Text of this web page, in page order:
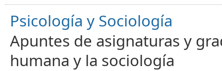
Psicología y Sociología
Apuntes de asignaturas y
humana y la sociología